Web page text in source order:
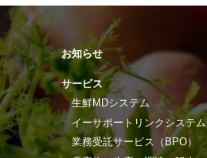
お知らせ
サービス
生鮮MDシステム
イーサポートリンクシステム
業務受託サービス（BPO）